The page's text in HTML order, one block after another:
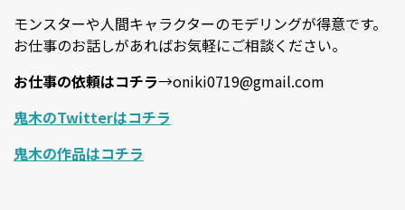
モンスターや人間キャラクターのモデリングが得意です。
お仕事のお話しがあればお気軽にご相談ください。
お仕事の依頼はコチラ→oniki0719@gmail.com
鬼木のTwitterはコチラ
鬼木の作品はコチラ